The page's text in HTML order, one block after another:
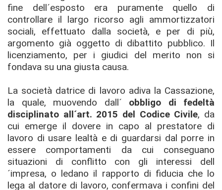
fine dell´esposto era puramente quello di
controllare il largo ricorso agli ammortizzatori
sociali, effettuato dalla società, e per di più,
argomento già oggetto di dibattito pubblico. Il
licenziamento, per i giudici del merito non si
fondava su una giusta causa.
La società datrice di lavoro adiva la Cassazione,
la quale, muovendo dall´ obbligo di fedeltà
disciplinato all´art. 2015 del Codice Civile, da
cui emerge il dovere in capo al prestatore di
lavoro di usare lealtà e di guardarsi dal porre in
essere comportamenti da cui conseguano
situazioni di conflitto con gli interessi dell
´impresa, o ledano il rapporto di fiducia che lo
lega al datore di lavoro, confermava i confini del